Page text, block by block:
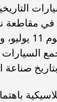
في مقاطعة
يوركشاير
السيارات
صناعة